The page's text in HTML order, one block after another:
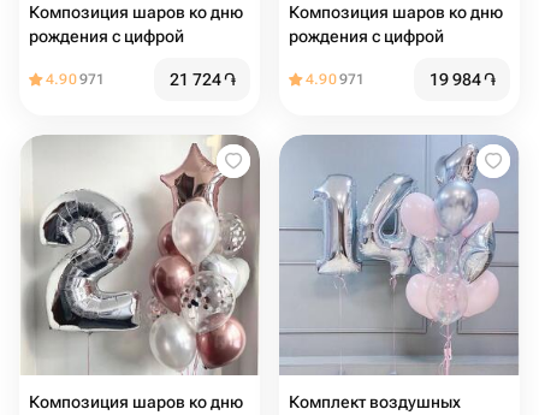
Композиция шаров ко дню
рождения с цифрой
4.90971 21 724֏
Композиция шаров ко дню
рождения с цифрой
4.90971 19 984֏
Композиция шаров ко дню
Комплект воздушных